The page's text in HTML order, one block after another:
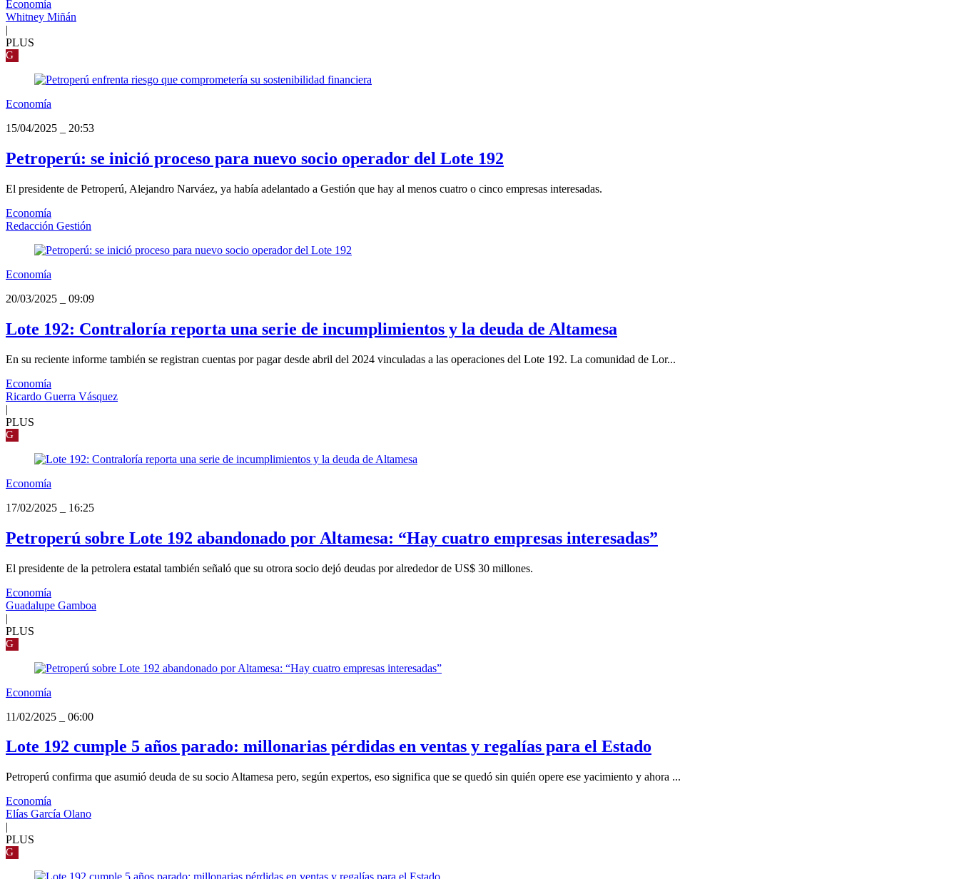
Economía
Whitney Miñán
|
PLUS
G
Economía
15/04/2025
20:53
Petroperú: se inició proceso para nuevo socio operador del Lote 192
El presidente de Petroperú, Alejandro Narváez, ya había adelantado a Gestión que hay al menos cuatro o cinco empresas interesadas.
Economía
Redacción Gestión
Economía
20/03/2025
09:09
Lote 192: Contraloría reporta una serie de incumplimientos y la deuda de Altamesa
En su reciente informe también se registran cuentas por pagar desde abril del 2024 vinculadas a las operaciones del Lote 192. La comunidad de Lor...
Economía
Ricardo Guerra Vásquez
|
PLUS
G
Economía
17/02/2025
16:25
Petroperú sobre Lote 192 abandonado por Altamesa: “Hay cuatro empresas interesadas”
El presidente de la petrolera estatal también señaló que su otrora socio dejó deudas por alrededor de US$ 30 millones.
Economía
Guadalupe Gamboa
|
PLUS
G
Economía
11/02/2025
06:00
Lote 192 cumple 5 años parado: millonarias pérdidas en ventas y regalías para el Estado
Petroperú confirma que asumió deuda de su socio Altamesa pero, según expertos, eso significa que se quedó sin quién opere ese yacimiento y ahora ...
Economía
Elías García Olano
|
PLUS
G